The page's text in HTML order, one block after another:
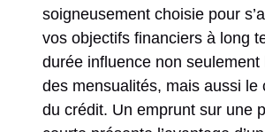
soigneusement choisie pour
vos objectifs financiers à long
durée influence non seulement
des mensualités, mais aussi le
du crédit. Un emprunt sur une